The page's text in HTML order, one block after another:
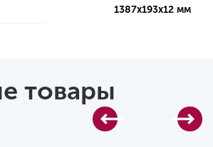
1387х193х12 мм
товары